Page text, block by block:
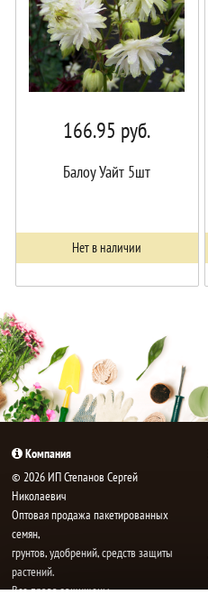
166.95 руб.
Балоу Уайт 5шт
Нет в наличии
Компания
© 2026 ИП Степанов Сергей
Николаевич
Oптовая продажа пакетированных
семян,
грунтов, удобрений, средств защиты
растений.
Все права защищены.